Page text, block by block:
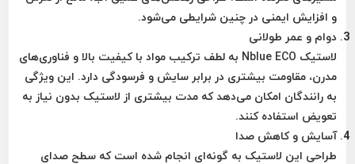
و افزایش ایمنی در چنین شرایطی می‌شود.
دوام و عمر طولانی
لاستیک Nblue ECO به لطف ترکیب مواد با کیفیت بالا و فناوری‌های
مدرن، مقاومت بیشتری در برابر سایش و فرسودگی دارد. این ویژگی
به رانندگان امکان می‌دهد که مدت بیشتری از لاستیک بدون نیاز به
تعویض استفاده کنند.
آسایش و کاهش صدا
طراحی این لاستیک به گونه‌ای انجام شده است که سطح صدای